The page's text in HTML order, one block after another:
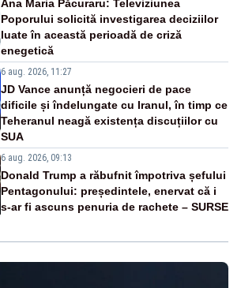
Ana Maria Păcuraru: Televiziunea
Poporului solicită investigarea deciziilor
luate în această perioadă de criză
enegetică
6 aug. 2026, 11:27
JD Vance anunță negocieri de pace
dificile și îndelungate cu Iranul, în timp ce
Teheranul neagă existența discuțiilor cu
SUA
6 aug. 2026, 09:13
Donald Trump a răbufnit împotriva șefului
Pentagonului: președintele, enervat că i
s-ar fi ascuns penuria de rachete – SURSE